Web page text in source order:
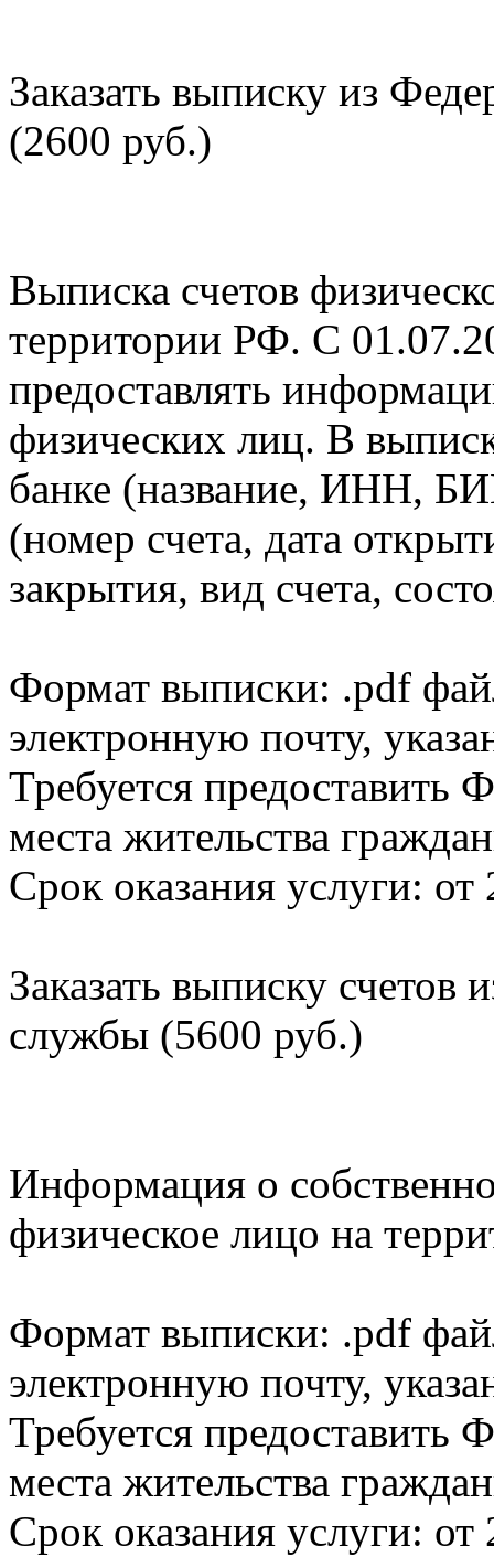
Заказать выписку из
(2600 руб.)
Выписка счетов
территории РФ. С
предоставлять
физических лиц. В
банке (название, ИНН,
(номер счета, дата
закрытия, вид счета,
Формат выписки: .pdf
электронную почту,
Требуется
места жительства
Срок оказания услуги: от
Заказать выписку счетов
службы (5600 руб.)
Информация о
физическое лицо на
Формат выписки: .pdf
электронную почту,
Требуется
места жительства
Срок оказания услуги: от